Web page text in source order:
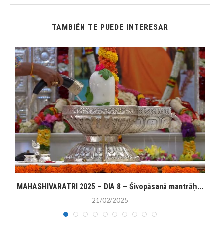
TAMBIÉN TE PUEDE INTERESAR
MAHASHIVARATRI 2025 – DIA 8 – Śivopāsanā mantrāḥ...
21/02/2025